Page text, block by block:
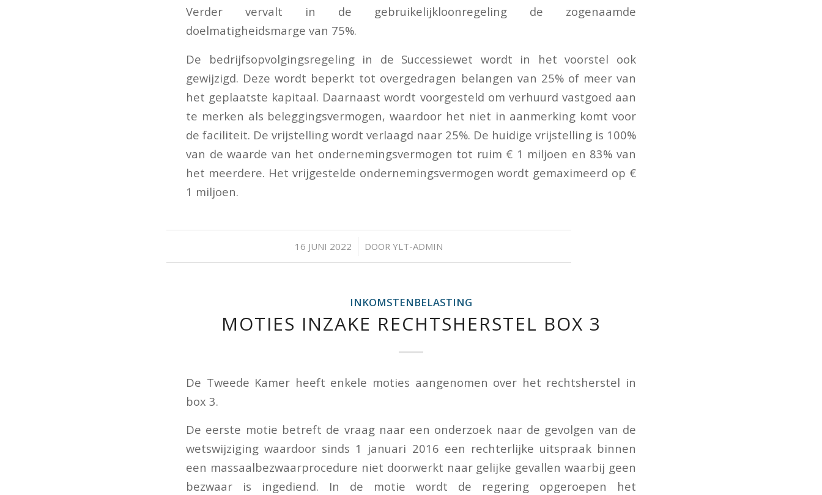
Verder vervalt in de gebruikelijkloonregeling de zogenaamde
doelmatigheidsmarge van 75%.
De bedrijfsopvolgingsregeling in de Successiewet wordt in het voorstel ook
gewijzigd. Deze wordt beperkt tot overgedragen belangen van 25% of meer van
het geplaatste kapitaal. Daarnaast wordt voorgesteld om verhuurd vastgoed aan
te merken als beleggingsvermogen, waardoor het niet in aanmerking komt voor
de faciliteit. De vrijstelling wordt verlaagd naar 25%. De huidige vrijstelling is 100%
van de waarde van het ondernemingsvermogen tot ruim € 1 miljoen en 83% van
het meerdere. Het vrijgestelde ondernemingsvermogen wordt gemaximeerd op €
1 miljoen.
16 JUNI 2022
/ DOORYLT-ADMIN
INKOMSTENBELASTING
MOTIES INZAKE RECHTSHERSTEL BOX 3
De Tweede Kamer heeft enkele moties aangenomen over het rechtsherstel in
box 3.
De eerste motie betreft de vraag naar een onderzoek naar de gevolgen van de
wetswijziging waardoor sinds 1 januari 2016 een rechterlijke uitspraak binnen
een massaalbezwaarprocedure niet doorwerkt naar gelijke gevallen waarbij geen
bezwaar is ingediend. In de motie wordt de regering opgeroepen het